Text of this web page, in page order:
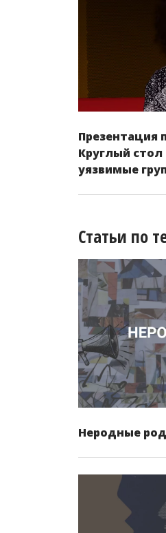
Презентация
Круглый
уязвимые
Статьи по
Неродные